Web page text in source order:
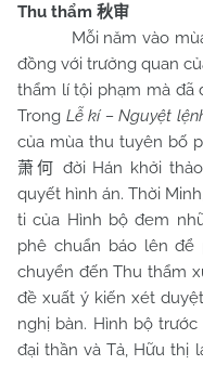
Thu thẩm 秋审
Mỗi năm vào mùa
đồng với trưởng quan
thẩm lí tội phạm mà đã
Trong Lễ kí – Nguyệt
của mùa thu tuyên bố
萧何 đời Hán khởi
quyết hình án. Thời
ti của Hình bộ đem
phê chuẩn báo lên để
chuyển đến Thu thẩm
đề xuất ý kiến xét
nghị bàn. Hình bộ
đại thần và Tả, Hữu thị